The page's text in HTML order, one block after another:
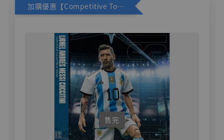
加購優惠【Competitive Toys 梅西 [CM001]】
售完